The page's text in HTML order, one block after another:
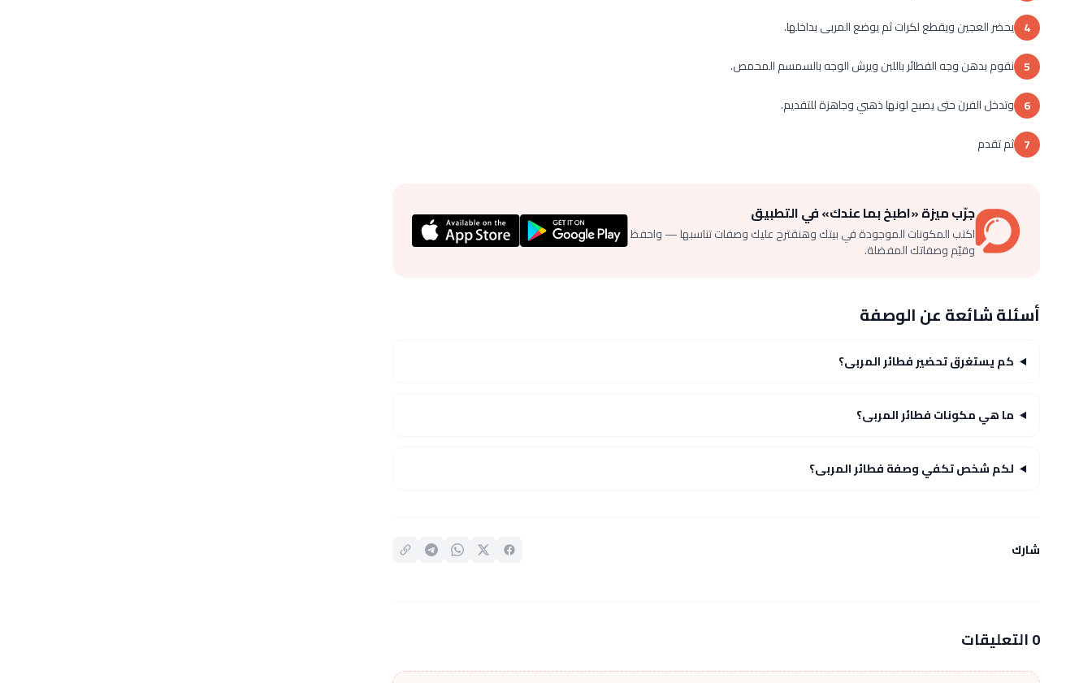
4 يحضر العجين ويقطع لكرات ثم يوضع المربى بداخلها.
5 نقوم بدهن وجه الفطائر باللبن ويرش الوجه بالسمسم المحمص.
6 وتدخل الفرن حتى يصبح لونها ذهبي وجاهزة للتقديم.
7 ثم تقدم
جرّب ميزة «اطبخ بما عندك» في التطبيق
اكتب المكونات الموجودة في بيتك وهنقترح عليك وصفات تناسبها — واحفظ
وقيّم وصفاتك المفضلة.
أسئلة شائعة عن الوصفة
كم يستغرق تحضير فطائر المربى؟
ما هي مكونات فطائر المربى؟
لكم شخص تكفي وصفة فطائر المربى؟
شارك
0 التعليقات